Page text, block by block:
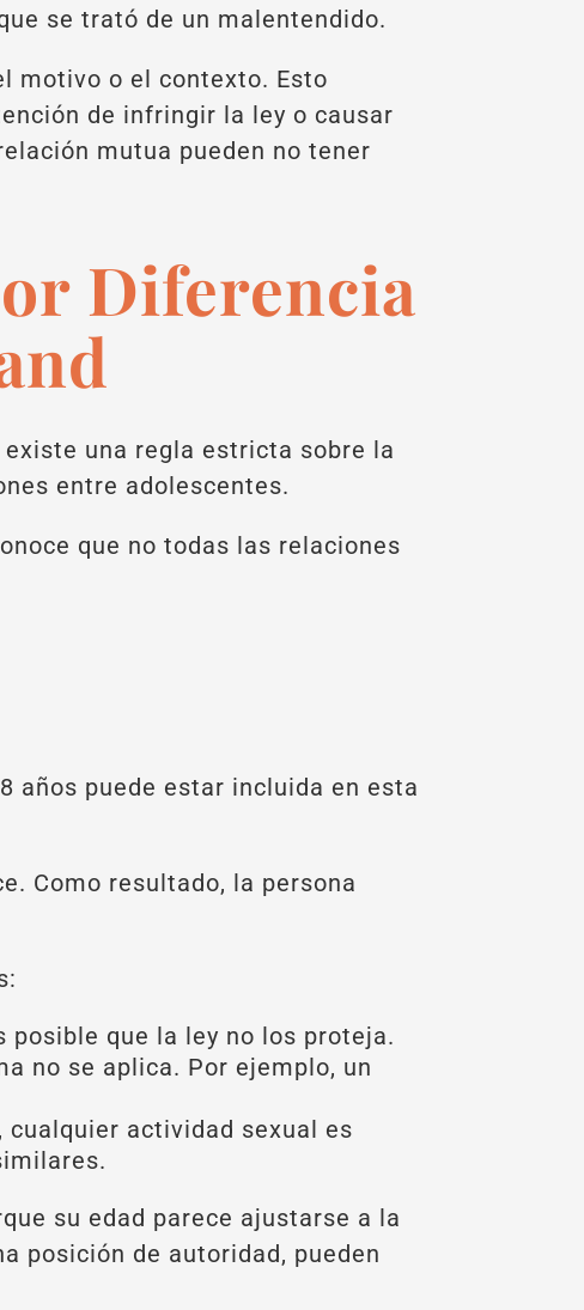
se trató de un malentendido.
motivo o el contexto. Esto
de infringir la ley o causar
mutua pueden no tener
Diferencia
una regla estricta sobre la
entre adolescentes.
que no todas las relaciones
años puede estar incluida en esta
Como resultado, la persona
posible que la ley no los proteja.
no se aplica. Por ejemplo, un
actividad sexual es
su edad parece ajustarse a la
posición de autoridad, pueden